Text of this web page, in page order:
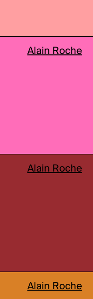
Alain Roche
Alain Roche
Alain Roche